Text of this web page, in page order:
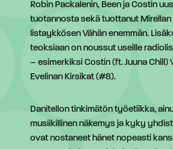
Robin Packalenin, Been ja Costin
tuotannosta sekä tuottanut
listaykkösen Vähän enemmän.
teoksiaan on noussut useille
– esimerkiksi Costin (ft. Juuna Chill)
Evelinan Kirsikat (#8).
Danitellon tinkimätön työetiikka,
musiikillinen näkemys ja kyky
ovat nostaneet hänet nopeasti